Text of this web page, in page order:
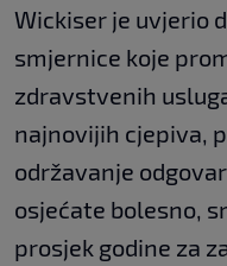
Wickiser je uvjerio
smjernice koje
zdravstvenih
najnovijih cjepiva,
održavanje
osjećate bolesno,
prosjek godine za